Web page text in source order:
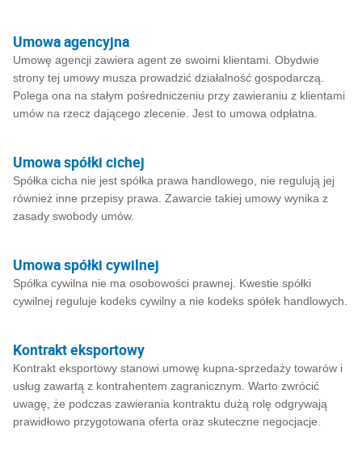
Umowa agencyjna
Umowę agencji zawiera agent ze swoimi klientami. Obydwie
strony tej umowy musza prowadzić działalność gospodarczą.
Polega ona na stałym pośredniczeniu przy zawieraniu z klientami
umów na rzecz dającego zlecenie. Jest to umowa odpłatna.
Umowa spółki cichej
Spółka cicha nie jest spółka prawa handlowego, nie regulują jej
również inne przepisy prawa. Zawarcie takiej umowy wynika z
zasady swobody umów.
Umowa spółki cywilnej
Spółka cywilna nie ma osobowości prawnej. Kwestie spółki
cywilnej reguluje kodeks cywilny a nie kodeks spółek handlowych.
Kontrakt eksportowy
Kontrakt eksportowy stanowi umowę kupna-sprzedaży towarów i
usług zawartą z kontrahentem zagranicznym. Warto zwrócić
uwagę, że podczas zawierania kontraktu dużą rolę odgrywają
prawidłowo przygotowana oferta oraz skuteczne negocjacje.